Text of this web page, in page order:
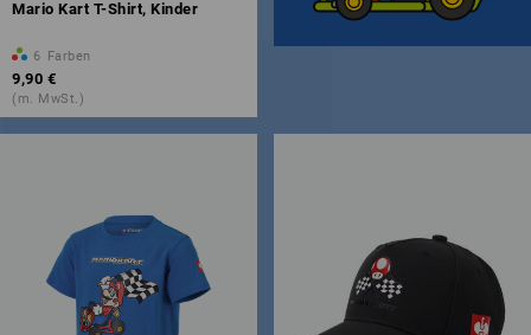
Mario Kart T-Shirt, Kinder
6 Farben
9,90 €
(m. MwSt.)